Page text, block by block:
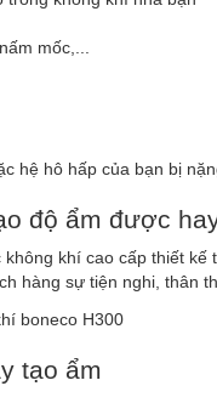
mốc,...
hệ hô hấp của bạn bị
độ ẩm được
không khí cao cấp thiết
hàng sự tiện nghi, thân
tạo ẩm